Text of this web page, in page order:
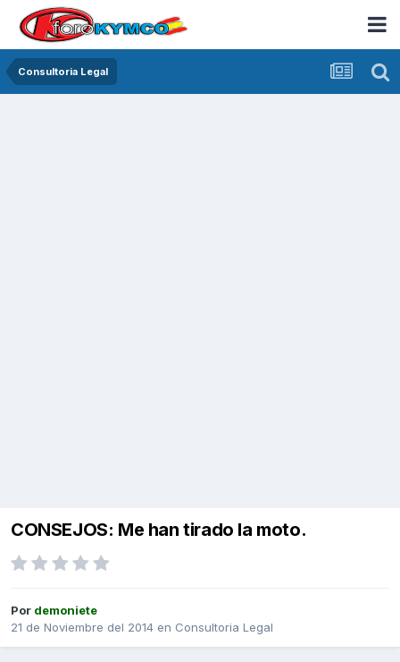
Consultoria Legal
CONSEJOS: Me han tirado la moto.
Por demoniete
21 de Noviembre del 2014 en Consultoria Legal